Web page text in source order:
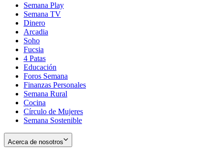
Semana Play
Semana TV
Dinero
Arcadia
Soho
in
new
window
Fucsia
in
new
window
4 Patas
Educación
Foros Semana
Finanzas Personales
Semana Rural
Cocina
Círculo de Mujeres
Semana Sostenible
Acerca de nosotros